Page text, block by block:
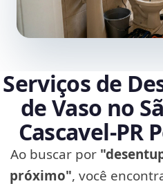
Serviços de
de Vaso no
Cascavel‑PR
Ao buscar por
próximo", você